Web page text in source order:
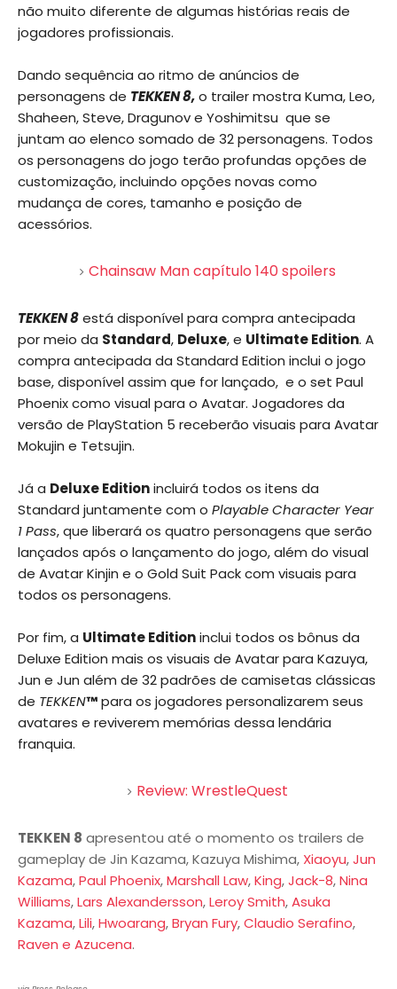
não muito diferente de algumas histórias reais de
jogadores profissionais.
Dando sequência ao ritmo de anúncios de
personagens de TEKKEN 8,o trailer mostra Kuma, Leo,
Shaheen, Steve, Dragunov e Yoshimitsu que se
juntam ao elenco somado de 32 personagens. Todos
os personagens do jogo terão profundas opções de
customização, incluindo opções novas como
mudança de cores, tamanho e posição de
acessórios.
Chainsaw Man capítulo 140 spoilers
TEKKEN 8está disponível para compra antecipada
por meio da Standard, Deluxe, e Ultimate Edition. A
compra antecipada da Standard Edition inclui o jogo
base, disponível assim que for lançado, e o set Paul
Phoenix como visual para o Avatar. Jogadores da
versão de PlayStation 5 receberão visuais para Avatar
Mokujin e Tetsujin.
Já a Deluxe Editionincluirá todos os itens da
Standard juntamente com o Playable Character Year
1 Pass, que liberará os quatro personagens que serão
lançados após o lançamento do jogo, além do visual
de Avatar Kinjin e o Gold Suit Pack com visuais para
todos os personagens.
Por fim, a Ultimate Editioninclui todos os bônus da
Deluxe Edition mais os visuais de Avatar para Kazuya,
Jun e Jun além de 32 padrões de camisetas clássicas
de TEKKEN™para os jogadores personalizarem seus
avatares e reviverem memórias dessa lendária
franquia.
Review: WrestleQuest
TEKKEN 8 apresentou até o momento os trailers de
gameplay de Jin Kazama, Kazuya Mishima, Xiaoyu,Jun
Kazama,Paul Phoenix,Marshall Law,King,Jack-8,Nina
Williams,Lars Alexandersson,Leroy Smith,Asuka
Kazama,Lili,Hwoarang,Bryan Fury,Claudio Serafino,
Raven e Azucena.